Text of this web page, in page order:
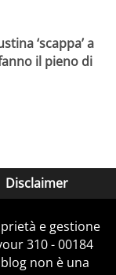
‘scappa’ a
il pieno di
Disclaimer
e gestione
310 - 00184
non è una